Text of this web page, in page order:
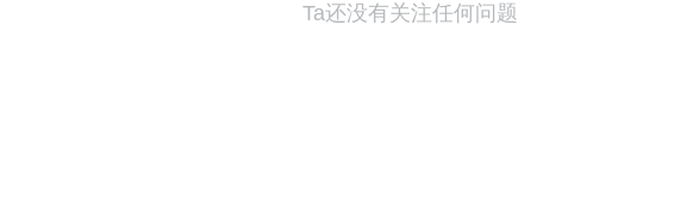
Ta还没有关注任何问题